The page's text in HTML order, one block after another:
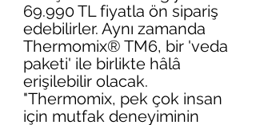
69.990 TL fiyatla ön sipariş
edebilirler. Aynı zamanda
Thermomix® TM6, bir 'veda
paketi' ile birlikte hâlâ
erişilebilir olacak.
"Thermomix, pek çok insan
için mutfak deneyiminin